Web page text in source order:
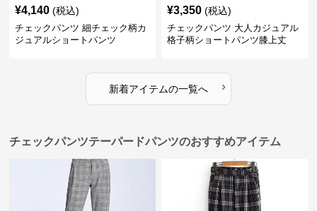
¥4,140 (税込)
チェックパンツ 細チェック柄カ
ジュアルショートパンツ
¥3,350 (税込)
チェックパンツ 大人カジュアル
格子柄ショートパンツ膝上丈
新着アイテムの一覧へ ›
チェックパンツテーパードパンツのおすすめアイテム